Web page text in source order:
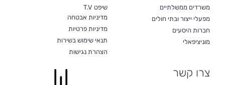
משרדים ממשלתיים
מפעלי ייצור ובתי חולים
חברות היסעים
מוניציפאלי
שיפט T.V
מדיניות אבטחה
מדיניות פרטיות
תנאי שימוש בשירות
הצהרת נגישות
צרו קשר